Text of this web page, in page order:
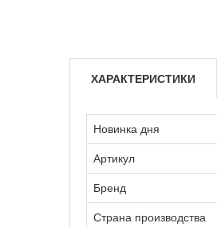
ХАРАКТЕРИСТИКИ
Новинка дня
Артикул
Бренд
Страна производства